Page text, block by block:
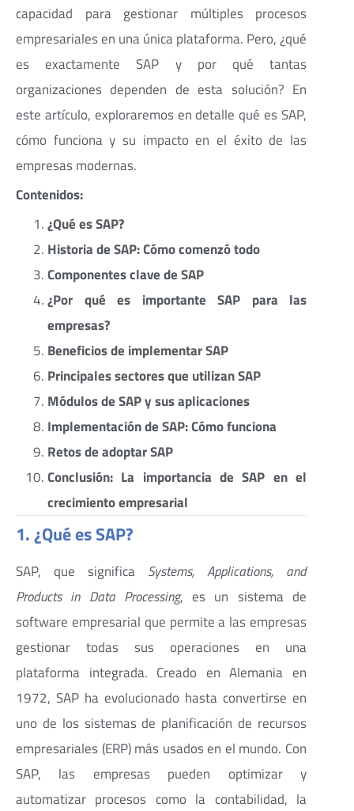
capacidad para gestionar múltiples procesos
empresariales en una única plataforma. Pero, ¿qué
es exactamente SAP y por qué tantas
organizaciones dependen de esta solución? En
este artículo, exploraremos en detalle qué es SAP,
cómo funciona y su impacto en el éxito de las
empresas modernas.
Contenidos:
¿Qué es SAP?
Historia de SAP: Cómo comenzó todo
Componentes clave de SAP
¿Por qué es importante SAP para las
empresas?
Beneficios de implementar SAP
Principales sectores que utilizan SAP
Módulos de SAP y sus aplicaciones
Implementación de SAP: Cómo funciona
Retos de adoptar SAP
Conclusión: La importancia de SAP en el
crecimiento empresarial
1. ¿Qué es SAP?
SAP, que significa Systems, Applications, and
Products in Data Processing, es un sistema de
software empresarial que permite a las empresas
gestionar todas sus operaciones en una
plataforma integrada. Creado en Alemania en
1972, SAP ha evolucionado hasta convertirse en
uno de los sistemas de planificación de recursos
empresariales (ERP) más usados en el mundo. Con
SAP, las empresas pueden optimizar y
automatizar procesos como la contabilidad, la